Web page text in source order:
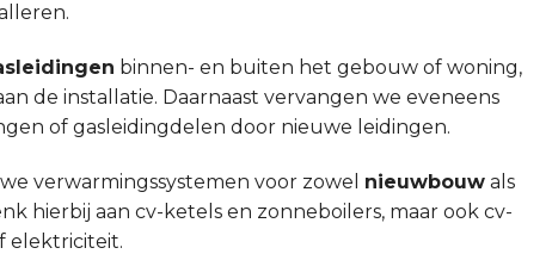
binnen- en buiten het gebouw of woning,
de installatie. Daarnaast vervangen we eveneens
of gasleidingdelen door nieuwe leidingen.
verwarmingssystemen voor zowel nieuwbouw als
hierbij aan cv-ketels en zonneboilers, maar ook cv-
elektriciteit.